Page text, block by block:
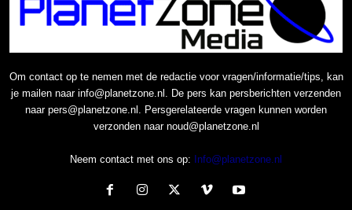
Om contact op te nemen met de redactie voor vragen/informatie/tips, kan
je mailen naar info@planetzone.nl. De pers kan persberichten verzenden
naar pers@planetzone.nl. Persgerelateerde vragen kunnen worden
verzonden naar noud@planetzone.nl
Neem contact met ons op: Info@planetzone.nl